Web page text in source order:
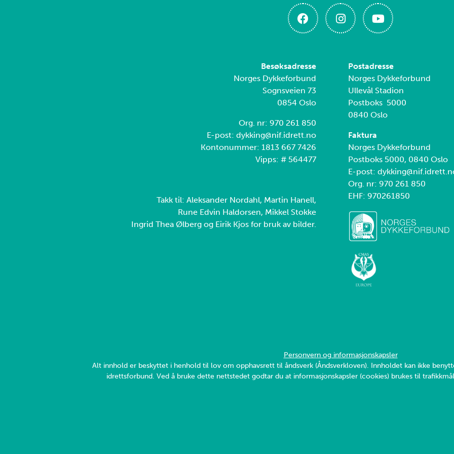
Besøksadresse
Norges Dykkeforbund
Sognsveien 73
0854 Oslo
Org. nr: 970 261 850
E-post: dykking@nif.idrett.no
Kontonummer: 1813 667 7426
Vipps: # 564477
Takk til: Aleksander Nordahl, Martin Hanell,
Rune Edvin Haldorsen, Mikkel Stokke
Ingrid Thea Ølberg og Eirik Kjos for bruk av bilder.
Postadresse
Norges Dykkeforbund
Ullevål Stadion
Postboks 5000
0840 Oslo
Faktura
Norges Dykkeforbund
Postboks 5000, 0840 Oslo
E-post:
Org. nr: 970 261 850
EHF: 970261850
Personvern og informasjonskapsler
Alt innhold er beskyttet i henhold til lov om opphavsrett til åndsverk (Åndsverkloven). Innholdet kan ikke
idrettsforbund. Ved å bruke dette nettstedet godtar du at informasjonskapsler (cookies) brukes til